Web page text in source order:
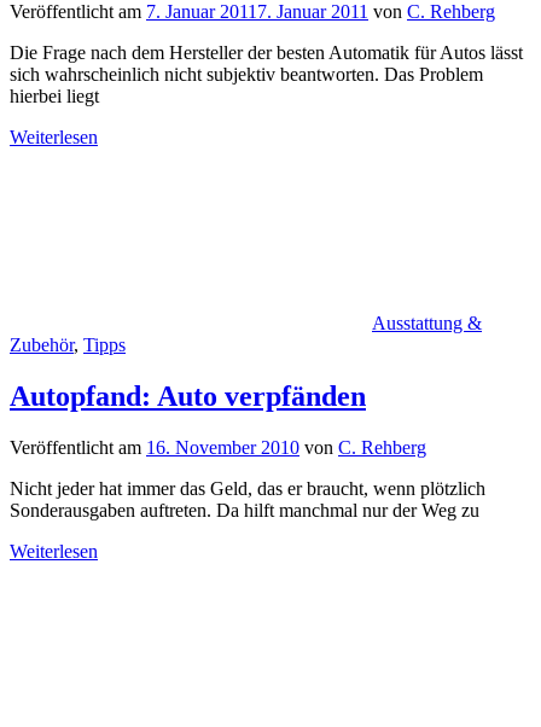
Veröffentlicht am 7. Januar 2011 7. Januar 2011 von C. Rehberg
Die Frage nach dem Hersteller der besten Automatik für Autos lässt
sich wahrscheinlich nicht subjektiv beantworten. Das Problem
hierbei liegt
Weiterlesen
Ausstattung &
Zubehör, Tipps
Autopfand: Auto verpfänden
Veröffentlicht am 16. November 2010 von C. Rehberg
Nicht jeder hat immer das Geld, das er braucht, wenn plötzlich
Sonderausgaben auftreten. Da hilft manchmal nur der Weg zu
Weiterlesen